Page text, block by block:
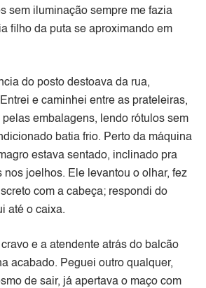
sem iluminação sempre me fazia
filho da puta se aproximando em
do posto destoava da rua,
e caminhei entre as prateleiras,
embalagens, lendo rótulos sem
batia frio. Perto da máquina
estava sentado, inclinado pra
nos joelhos. Ele levantou o olhar, fez
com a cabeça; respondi do
até o caixa.
e a atendente atrás do balcão
acabado. Peguei outro qualquer,
de sair, já apertava o maço com